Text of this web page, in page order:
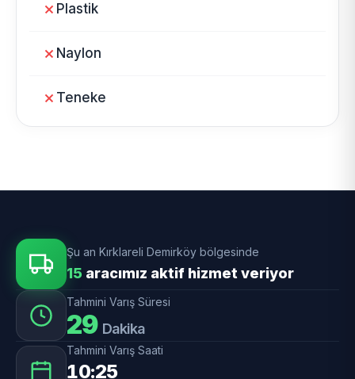
Plastik
Naylon
Teneke
Şu an Kırklareli Demirköy bölgesinde
15 aracımız aktif hizmet veriyor
Tahmini Varış Süresi
29 Dakika
Tahmini Varış Saati
10:25